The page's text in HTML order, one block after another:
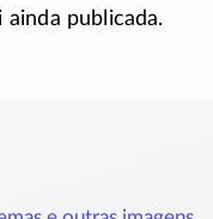
publicada.